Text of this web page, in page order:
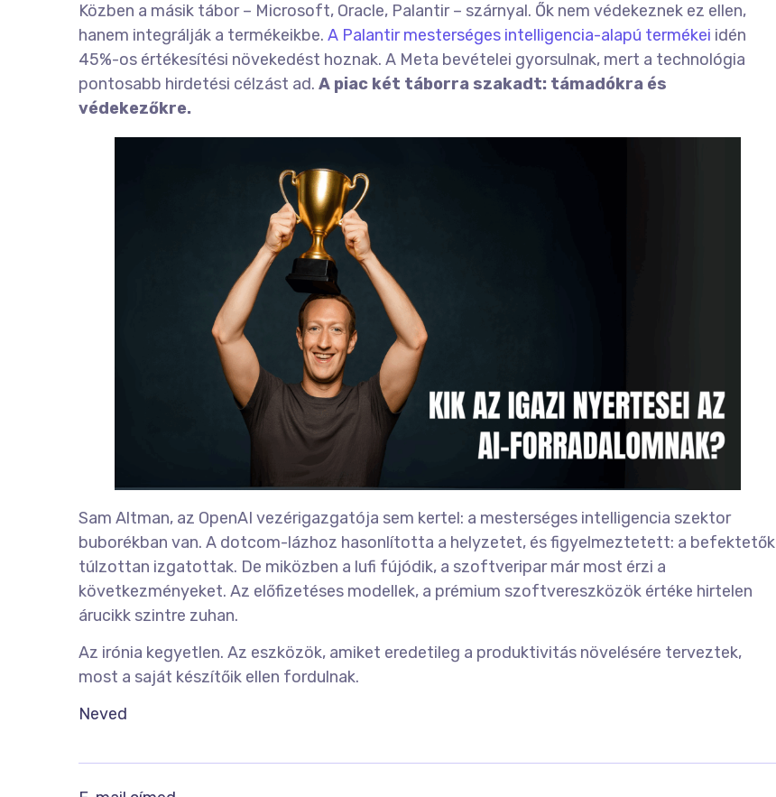
Közben a másik tábor – Microsoft, Oracle, Palantir – szárnyal. Ők nem védekeznek ez ellen,
hanem integrálják a termékeikbe. A Palantir mesterséges intelligencia-alapú termékei idén
45%-os értékesítési növekedést hoznak. A Meta bevételei gyorsulnak, mert a technológia
pontosabb hirdetési célzást ad. A piac két táborra szakadt: támadókra és
védekezőkre.
Sam Altman, az OpenAI vezérigazgatója sem kertel: a mesterséges intelligencia szektor
buborékban van. A dotcom-lázhoz hasonlította a helyzetet, és figyelmeztetett: a befektetők
túlzottan izgatottak. De miközben a lufi fújódik, a szoftveripar már most érzi a
következményeket. Az előfizetéses modellek, a prémium szoftvereszközök értéke hirtelen
árucikk szintre zuhan.
Az irónia kegyetlen. Az eszközök, amiket eredetileg a produktivitás növelésére terveztek,
most a saját készítőik ellen fordulnak.
Neved